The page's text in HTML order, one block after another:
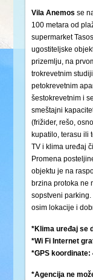
Vila Anemos se
100 metara od
supermarket
ugostiteljske
prizemlju, na
trokrevetnim
petokrevetnim
šestokrevetnim i
smeštajni
(frižider, rešo,
kupatilo, terasu ili
TV i klima uređaj
Promena
objektu je na
brzina protoka ne
sopstveni
osim lokacije i
*Klima uređaj se
*Wi Fi Internet
*GPS koordinate:
*Agencija ne